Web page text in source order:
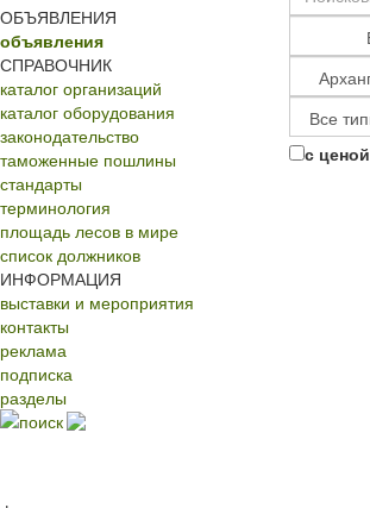
ОБЪЯВЛЕНИЯ
объявления
СПРАВОЧНИК
каталог организаций
каталог оборудования
законодательство
таможенные пошлины
стандарты
терминология
площадь лесов в мире
список должников
ИНФОРМАЦИЯ
выставки и мероприятия
контакты
реклама
подписка
разделы
поиск
с ценой